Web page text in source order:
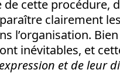
de cette procédure,
clairement
l’organisation.
inévitables, et
et de leur